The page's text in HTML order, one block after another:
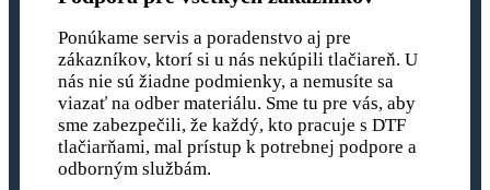
Ponúkame servis a poradenstvo aj pre
zákazníkov, ktorí si u nás nekúpili tlačiareň. U
nás nie sú žiadne podmienky, a nemusíte sa
viazať na odber materiálu. Sme tu pre vás, aby
sme zabezpečili, že každý, kto pracuje s DTF
tlačiarňami, mal prístup k potrebnej podpore a
odborným službám.